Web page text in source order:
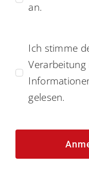
an.
Ich stimme
gelesen.